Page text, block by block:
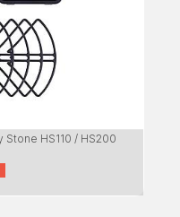
HS110 / HS200